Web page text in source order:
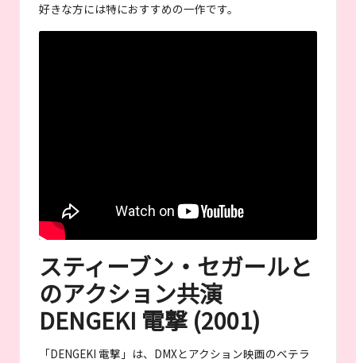
好きな方には特におすすめの一作です。
スティーブン・セガールと
のアクション共演
DENGEKI 電撃 (2001)
「DENGEKI 電撃」は、DMXとアクション映画のベテラ